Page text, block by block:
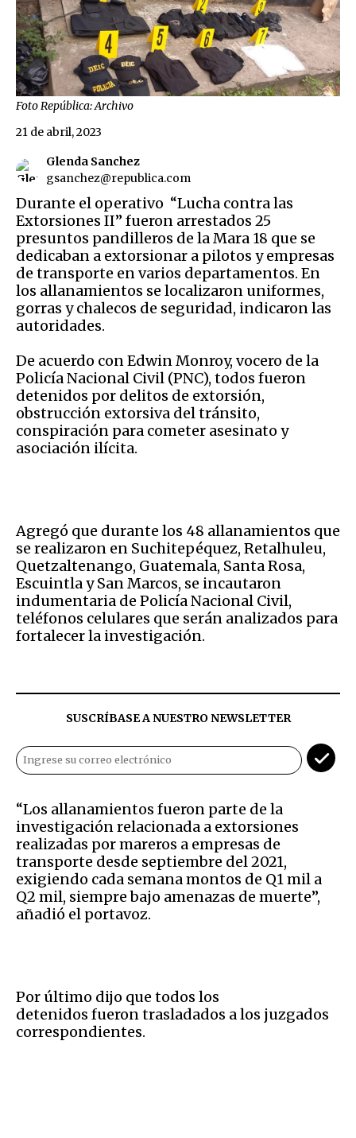
Foto República: Archivo
Glenda Sanchez
gsanchez@republica.com
21 de abril, 2023
Durante el operativo “Lucha contra las
Extorsiones II” fueron arrestados 25
presuntos pandilleros de la Mara 18 que se
dedicaban a extorsionar a pilotos y empresas
de transporte en varios departamentos. En
los allanamientos se localizaron uniformes,
gorras y chalecos de seguridad, indicaron las
autoridades.
De acuerdo con Edwin Monroy, vocero de la
Policía Nacional Civil (PNC), todos fueron
detenidos por delitos de extorsión,
obstrucción extorsiva del tránsito,
conspiración para cometer asesinato y
asociación ilícita.
Agregó que durante los 48 allanamientos que
se realizaron en Suchitepéquez, Retalhuleu,
Quetzaltenango, Guatemala, Santa Rosa,
Escuintla y San Marcos, se incautaron
indumentaria de Policía Nacional Civil,
teléfonos celulares que serán analizados para
fortalecer la investigación.
SUSCRÍBASE A NUESTRO NEWSLETTER
“Los allanamientos fueron parte de la
investigación relacionada a extorsiones
realizadas por mareros a empresas de
transporte desde septiembre del 2021,
exigiendo cada semana montos de Q1 mil a
Q2 mil, siempre bajo amenazas de muerte”,
añadió el portavoz.
Por último dijo que todos los
detenidos fueron trasladados a los juzgados
correspondientes.